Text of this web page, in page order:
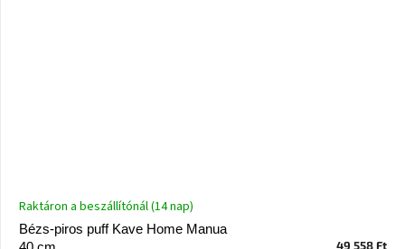
Bézs-piros puff Kave Home Manua
Raktáron a beszállítónál (14 nap)
49 558 Ft